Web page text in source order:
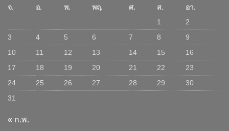
จ. อ. พ. พฤ. ศ. ส.
อา.
1
2
3
4 5 6 7 8
9
10
11 12 13 14 15
16
17
18 19 20 21 22
23
24
25 26 27 28 29
30
31
« ก.พ.